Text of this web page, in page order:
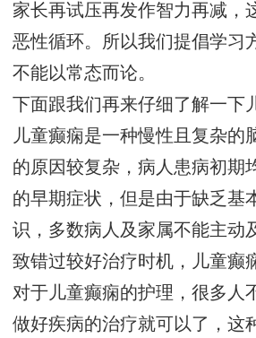
家长再试压再发作智力再减，
恶性循环。所以我们提倡学习
不能以常态而论。
下面跟我们再来仔细了解一下
儿童癫痫是一种慢性且复杂的
的原因较复杂，病人患病初期
的早期症状，但是由于缺乏基
识，多数病人及家属不能主动
致错过较好治疗时机，儿童癫
对于儿童癫痫的护理，很多人
做好疾病的治疗就可以了，这